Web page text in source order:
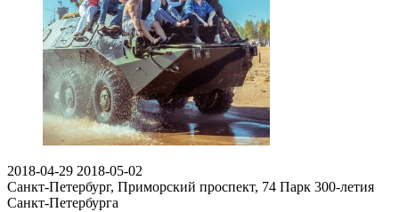
2018-04-29 2018-05-02
Санкт-Петербург, Приморский проспект, 74 Парк 300-летия
Санкт-Петербурга